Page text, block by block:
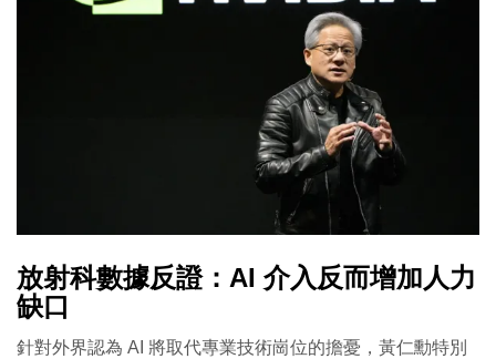
放射科數據反證：AI 介入反而增加人力
缺口
針對外界認為 AI 將取代專業技術崗位的擔憂，黃仁勳特別